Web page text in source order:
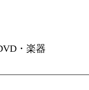
・楽器